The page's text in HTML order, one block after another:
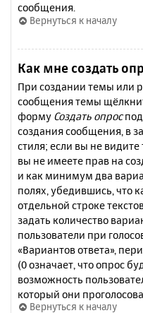
сообщения.
Вернуться к началу
Как мне создать
При создании темы или
сообщения темы
форму Создать опрос
создания сообщения, в
стиля; если вы не
вы не имеете прав на
и как минимум два
полях, убедившись, что
отдельной строке
задать количество
пользователи при
«Вариантов ответа»,
(0 означает, что опрос
возможность
который они
Вернуться к началу